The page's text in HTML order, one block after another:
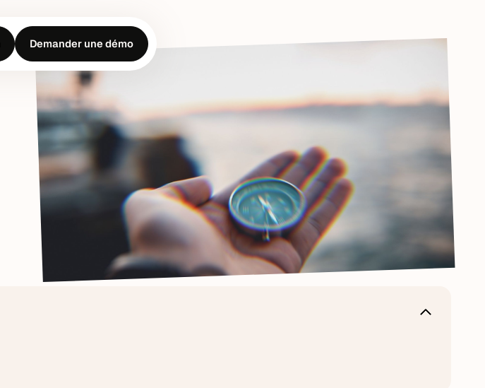
Demander une démo